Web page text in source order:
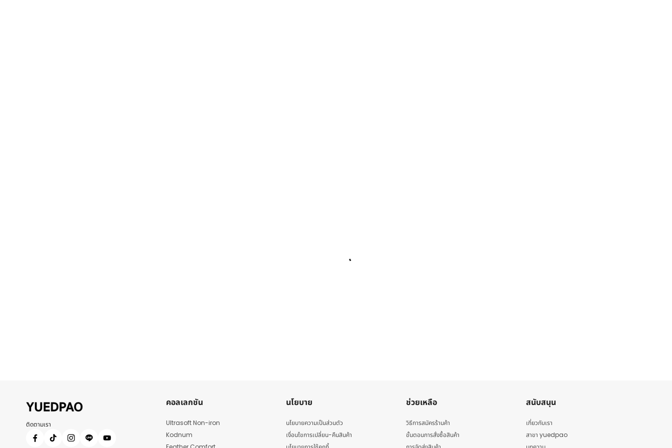
ติดตามเรา
คอลเลกชัน
Ultrasoft Non-iron
Kodnum
นโยบาย
นโยบายความเป็นส่วนตัว
เงื่อนไขการเปลี่ยน-คืนสินค้า
ช่วยเหลือ
วิธีการสมัครร้านค้า
ขั้นตอนการสั่งซื้อสินค้า
สนับสนุน
เกี่ยวกับเรา
สาขา yuedpao